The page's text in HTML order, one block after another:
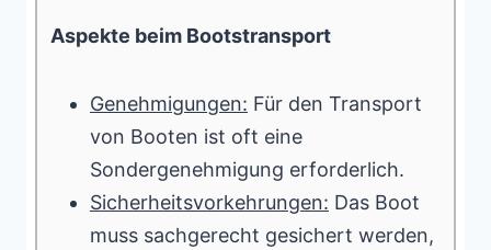
Aspekte beim Bootstransport
Genehmigungen: Für den Transport
von Booten ist oft eine
Sondergenehmigung erforderlich.
Sicherheitsvorkehrungen: Das Boot
muss sachgerecht gesichert werden,